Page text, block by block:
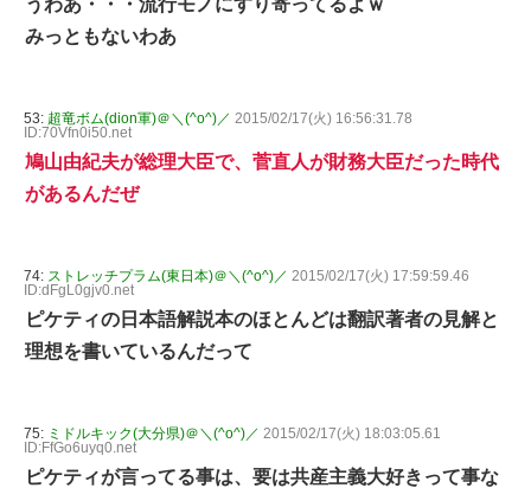
うわあ・・・流行モノにすり寄ってるよｗ
みっともないわあ
53: 超竜ボム(dion軍)＠＼(^o^)／ 2015/02/17(火) 16:56:31.78
ID:70Vfn0i50.net
鳩山由紀夫が総理大臣で、菅直人が財務大臣だった時代
があるんだぜ
74: ストレッチプラム(東日本)＠＼(^o^)／ 2015/02/17(火) 17:59:59.46
ID:dFgL0gjv0.net
ピケティの日本語解説本のほとんどは翻訳著者の見解と
理想を書いているんだって
75: ミドルキック(大分県)＠＼(^o^)／ 2015/02/17(火) 18:03:05.61
ID:FfGo6uyq0.net
ピケティが言ってる事は、要は共産主義大好きって事な